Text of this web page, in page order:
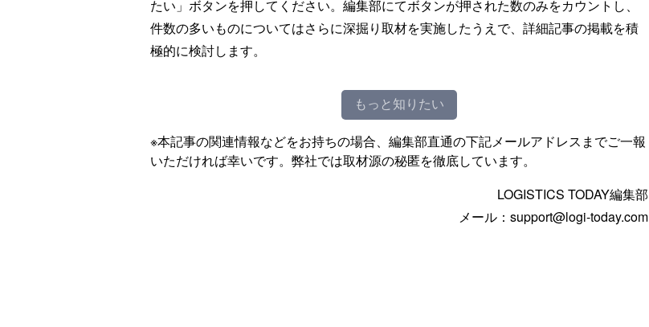
たい」ボタンを押してください。編集部にてボタンが押された数のみをカウントし、
件数の多いものについてはさらに深掘り取材を実施したうえで、詳細記事の掲載を積
極的に検討します。
もっと知りたい
※本記事の関連情報などをお持ちの場合、編集部直通の下記メールアドレスまでご一報
いただければ幸いです。弊社では取材源の秘匿を徹底しています。
LOGISTICS TODAY編集部
メール：support@logi-today.com